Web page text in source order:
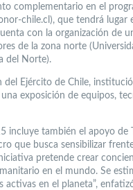
complementario en el
chile.cl), que tendrá lugar
con la organización de
de la zona norte
del Norte).
del Ejército de Chile,
exposición de equipos,
incluye también el apoyo de
que busca sensibilizar
pretende crear
en el mundo. Se
en el planeta”,